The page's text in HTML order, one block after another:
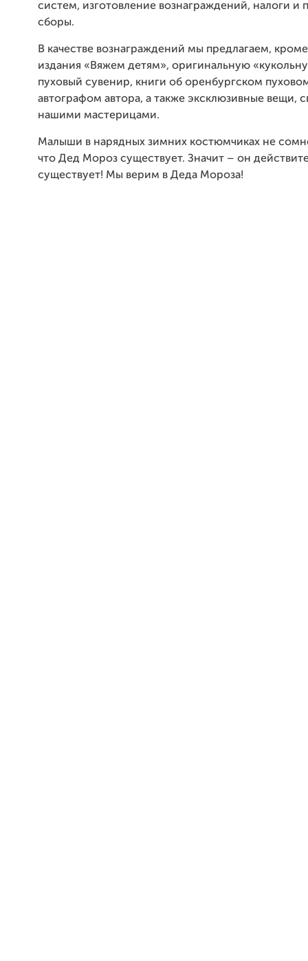
систем, изготовление вознаграждений, налоги и
сборы.
В качестве вознаграждений мы предлагаем,
издания «Вяжем детям», оригинальную
пуховый сувенир, книги об оренбургском
автографом автора, а также эксклюзивные вещи,
нашими мастерицами.
Малыши в нарядных зимних костюмчиках не
что Дед Мороз существует. Значит – он
существует! Мы верим в Деда Мороза!